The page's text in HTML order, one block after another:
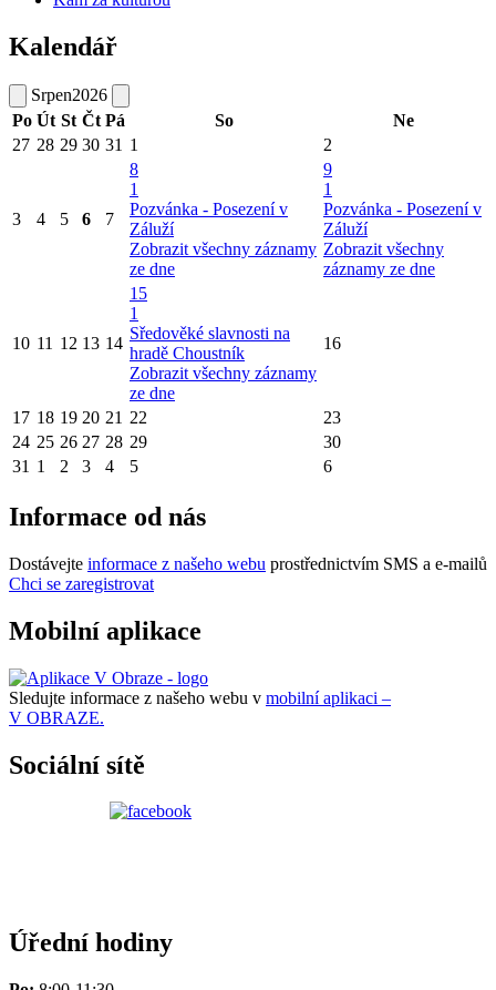
Kalendář
Srpen2026
Po Út St Čt Pá So
Ne
27 28 29 30 31 1 2
3 4 5 6 7
8
1
Pozvánka - Posezení v
Záluží
Zobrazit všechny záznamy
ze dne
9
1
Pozvánka - Posezení v
Záluží
Zobrazit všechny
záznamy ze dne
10 11 12 13 14
15
1
Sředověké slavnosti na
hradě Choustník
Zobrazit všechny záznamy
ze dne
16
17 18 19 20 21 22
23
24 25 26 27 28 29
30
31 1 2 3 4 5 6
Informace od nás
Dostávejte informace z našeho webu prostřednictvím SMS a e-mailů
Chci se zaregistrovat
Mobilní aplikace
Sledujte informace z našeho webu v mobilní aplikaci –
V OBRAZE.
Sociální sítě
Úřední hodiny